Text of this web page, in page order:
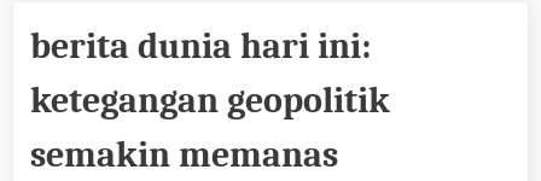
berita dunia hari ini:
ketegangan geopolitik
semakin memanas